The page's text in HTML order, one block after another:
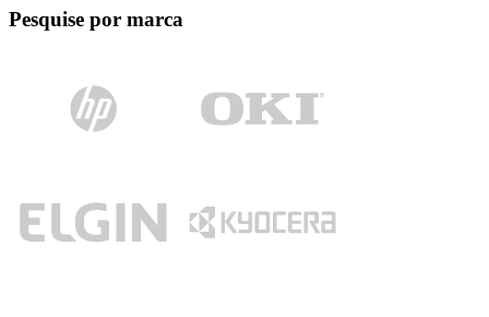
Pesquise por marca